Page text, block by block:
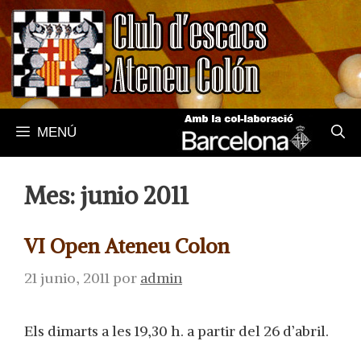
Saltar
al
contenido
MENÚ
Mes:junio 2011
VI Open Ateneu Colon
21 junio, 2011por admin
Els dimarts a les 19,30 h. a partir del 26 d’abril.